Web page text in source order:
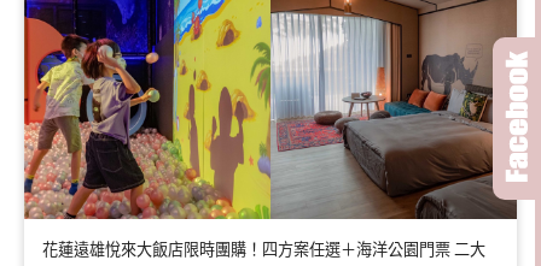
花蓮遠雄悅來大飯店限時團購！四方案任選＋海洋公園門票 二大